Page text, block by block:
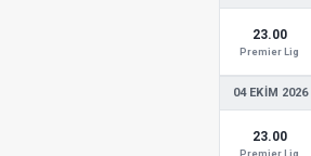
23.00
Premier Lig
04 EKIM 2026
23.00
Premier Lig